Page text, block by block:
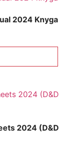
2024 Knyga
2024 (D&D